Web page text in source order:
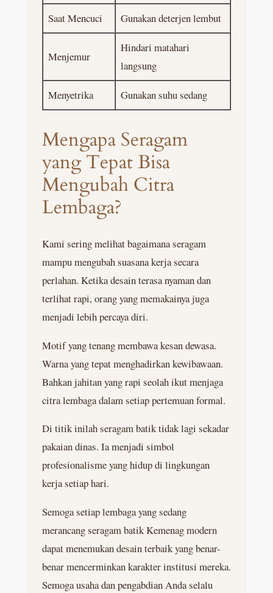
Saat Mencuci Gunakan deterjen lembut
Menjemur
Hindari matahari
langsung
Menyetrika Gunakan suhu sedang
Mengapa Seragam
yang Tepat Bisa
Mengubah Citra
Lembaga?
Kami sering melihat bagaimana seragam
mampu mengubah suasana kerja secara
perlahan. Ketika desain terasa nyaman dan
terlihat rapi, orang yang memakainya juga
menjadi lebih percaya diri.
Motif yang tenang membawa kesan dewasa.
Warna yang tepat menghadirkan kewibawaan.
Bahkan jahitan yang rapi seolah ikut menjaga
citra lembaga dalam setiap pertemuan formal.
Di titik inilah seragam batik tidak lagi sekadar
pakaian dinas. Ia menjadi simbol
profesionalisme yang hidup di lingkungan
kerja setiap hari.
Semoga setiap lembaga yang sedang
merancang seragam batik Kemenag modern
dapat menemukan desain terbaik yang benar-
benar mencerminkan karakter institusi mereka.
Semoga usaha dan pengabdian Anda selalu